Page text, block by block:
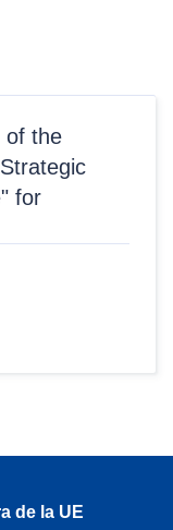
of the
for
de la UE